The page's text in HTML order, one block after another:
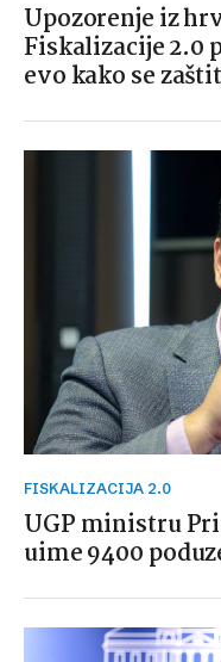
Upozorenje iz
Fiskalizacije 2.0
evo kako se
FISKALIZACIJA 2.0
UGP ministru
uime 9400